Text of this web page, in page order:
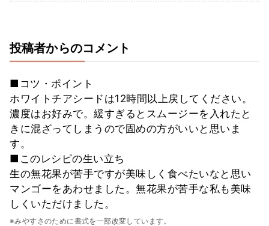
投稿者からのコメント
■コツ・ポイント
ホワイトチアシードは12時間以上戻してください。
濃度はお好みで。緩すぎるとスムージーを入れたと
きに混ざってしまうので固めの方がいいと思いま
す。
■このレシピの生い立ち
生の無花果が苦手ですが美味しく食べたいなと思い
マンゴーをあわせました。無花果が苦手な私も美味
しくいただけました。
※みやすさのために書式を一部改変しています。